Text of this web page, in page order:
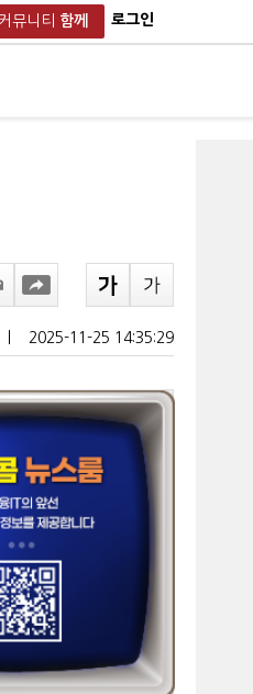
커뮤니티 함께 로그인
2025-11-25 14:35:29